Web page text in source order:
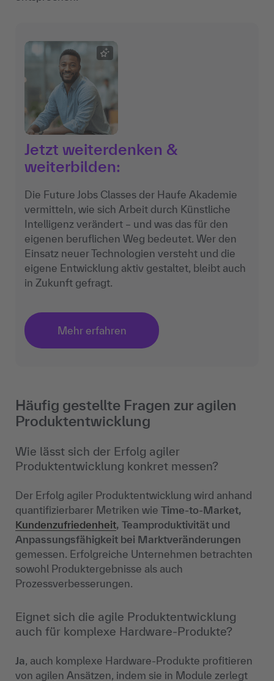
Jetzt weiterdenken &
weiterbilden:
Die Future Jobs Classes der Haufe Akademie
vermitteln, wie sich Arbeit durch Künstliche
Intelligenz verändert – und was das für den
eigenen beruflichen Weg bedeutet. Wer den
Einsatz neuer Technologien versteht und die
eigene Entwicklung aktiv gestaltet, bleibt auch
in Zukunft gefragt.
Mehr erfahren
Häufig gestellte Fragen zur agilen
Produktentwicklung
Wie lässt sich der Erfolg agiler
Produktentwicklung konkret messen?
Der Erfolg agiler Produktentwicklung wird anhand
quantifizierbarer Metriken wie Time-to-Market,
Kundenzufriedenheit, Teamproduktivität und
Anpassungsfähigkeit bei Marktveränderungen
gemessen. Erfolgreiche Unternehmen betrachten
sowohl Produktergebnisse als auch
Prozessverbesserungen.
Eignet sich die agile Produktentwicklung
auch für komplexe Hardware-Produkte?
Ja, auch komplexe Hardware-Produkte profitieren
von agilen Ansätzen, indem sie in Module zerlegt